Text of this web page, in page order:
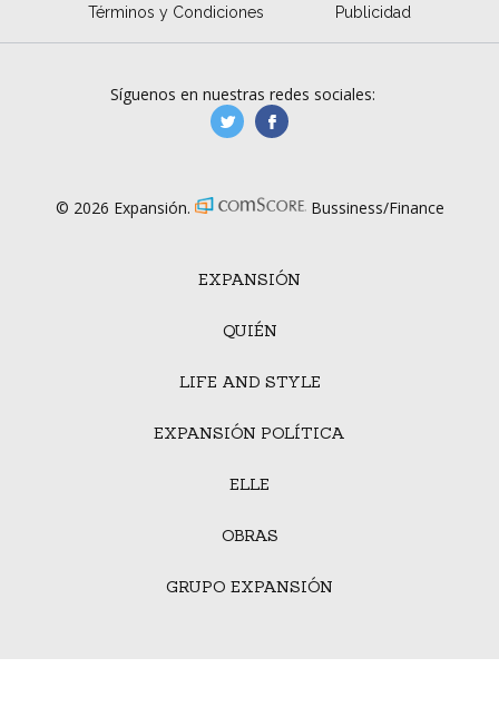
Términos y Condiciones Publicidad
EXPANSIÓN
QUIÉN
LIFE AND STYLE
EXPANSIÓN POLÍTICA
ELLE
OBRAS
GRUPO EXPANSIÓN
Síguenos en nuestras redes sociales:
manufacturaGE
© 2026 Expansión. Bussiness/Finance